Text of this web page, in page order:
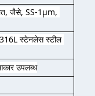
जैसे, SS-1μm,
स्टेनलेस स्टील
उपलब्ध